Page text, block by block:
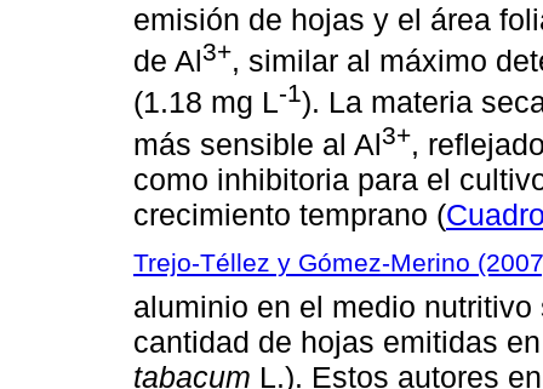
emisión de hojas y el área
de Al3+, similar al máximo
(1.18 mg L-1). La materia
más sensible al Al3+,
como inhibitoria para el
crecimiento temprano (
Trejo-Téllez y Gómez-Merino
aluminio en el medio
cantidad de hojas emitidas
tabacum L.). Estos autores